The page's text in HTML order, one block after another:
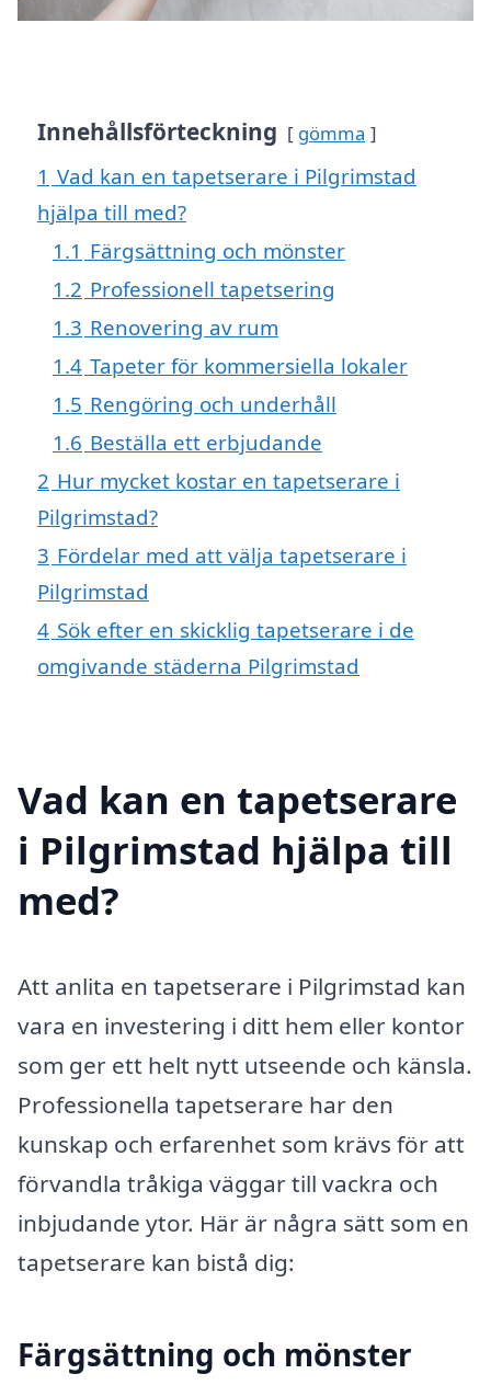
Innehållsförteckning gömma
1 Vad kan en tapetserare i Pilgrimstad
hjälpa till med?
1.1 Färgsättning och mönster
1.2 Professionell tapetsering
1.3 Renovering av rum
1.4 Tapeter för kommersiella lokaler
1.5 Rengöring och underhåll
1.6 Beställa ett erbjudande
2 Hur mycket kostar en tapetserare i
Pilgrimstad?
3 Fördelar med att välja tapetserare i
Pilgrimstad
4 Sök efter en skicklig tapetserare i de
omgivande städerna Pilgrimstad
Vad kan en tapetserare
i Pilgrimstad hjälpa till
med?
Att anlita en tapetserare i Pilgrimstad kan
vara en investering i ditt hem eller kontor
som ger ett helt nytt utseende och känsla.
Professionella tapetserare har den
kunskap och erfarenhet som krävs för att
förvandla tråkiga väggar till vackra och
inbjudande ytor. Här är några sätt som en
tapetserare kan bistå dig:
Färgsättning och mönster